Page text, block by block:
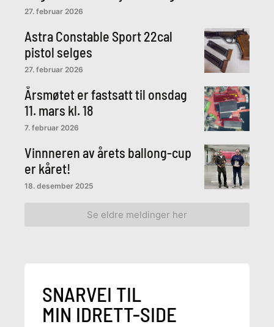
27. februar 2026
Astra Constable Sport 22cal
pistol selges
27. februar 2026
Årsmøtet er fastsatt til onsdag
11. mars kl. 18
7. februar 2026
Vinnneren av årets ballong-cup
er kåret!
18. desember 2025
Se eldre meldinger her
SNARVEI TIL
MIN IDRETT-SIDE